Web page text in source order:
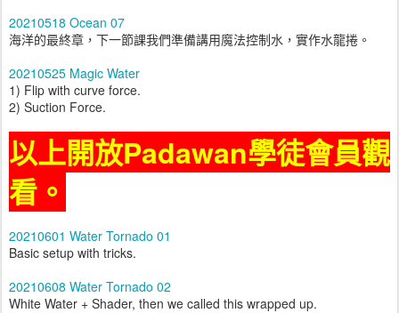
20210518 Ocean 07
海洋的最終章，下一節課我們準備講用魔法控制水，實作水龍捲。
20210525 Magic Water
1) Flip with curve force.
2) Suction Force.
以上開放Padawan學徒會員觀
看。
20210601 Water Tornado 01
Basic setup with tricks.
20210608 Water Tornado 02
White Water + Shader, then we called this wrapped up.